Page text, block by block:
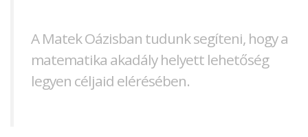
A Matek Oázisban tudunk segíteni, hogy a
matematika akadály helyett lehetőség
legyen céljaid elérésében.